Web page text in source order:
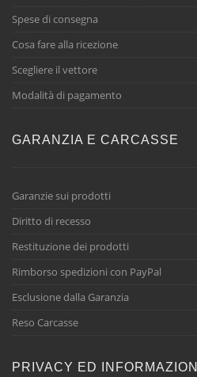
Spese di consegna
Cosa fare alla ricezione
Scegliere il vettore
Modalità di pagamento
GARANZIA E CARCASSE
Garanzie sui prodotti
Diritto di recesso
Restituzione dei prodotti
Rimborso spedizioni con PayPal
Esclusione dalla Garanzia
Reso Carcasse
PRIVACY ED INFORMAZIONI